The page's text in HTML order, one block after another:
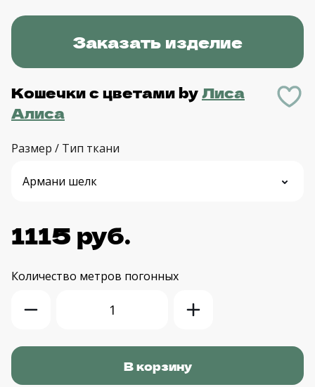
Заказать изделие
Кошечки с цветамиbyЛиса
Алиса
Размер / Тип ткани
1115 руб.
Количество метров погонных